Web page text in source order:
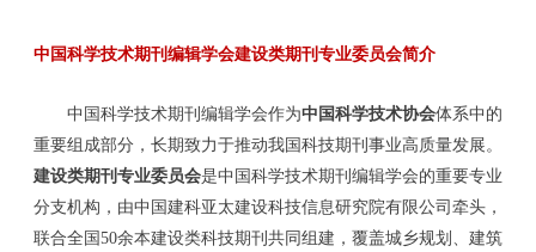
中国科学技术期刊编辑学会建设类期刊专业委员会简介
中国科学技术期刊 编辑学会作为中国科学技术协会体系中的
重要组成部分，长期致力于推动我国科技期刊事业高质量发展。
建设类期刊专业委员会是中国科学技术期刊编辑学会的重要专业
分支机构，由中国建科亚太建设科技信息研究院有限公司牵头，
联合全国 50余本建设类科技期刊共同组建，覆盖城乡规划、 建筑